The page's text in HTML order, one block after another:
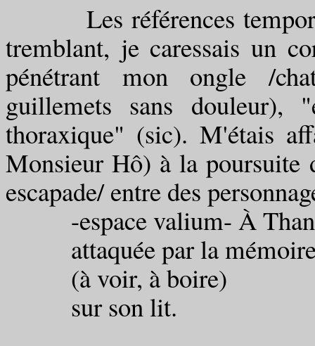
Les références
tremblant, je caressais un
pénétrant mon ongle /
guillemets sans douleur),
thoraxique" (sic). M'étais
Monsieur Hô) à la poursuite
escapade/ entre des
-espace valium- À Than
attaquée par la
(à voir, à boire)
sur son lit.